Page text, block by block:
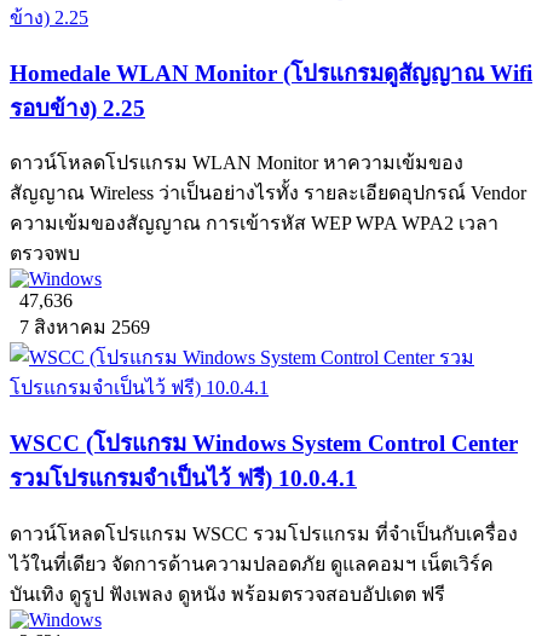
Homedale WLAN Monitor (โปรแกรมดูสัญญาณ Wifi
รอบข้าง) 2.25
ดาวน์โหลดโปรแกรม WLAN Monitor หาความเข้มของ
สัญญาณ Wireless ว่าเป็นอย่างไรทั้ง รายละเอียดอุปกรณ์ Vendor
ความเข้มของสัญญาณ การเข้ารหัส WEP WPA WPA2 เวลา
ตรวจพบ
47,636
7 สิงหาคม 2569
WSCC (โปรแกรม Windows System Control Center
รวมโปรแกรมจำเป็นไว้ ฟรี) 10.0.4.1
ดาวน์โหลดโปรแกรม WSCC รวมโปรแกรม ที่จำเป็นกับเครื่อง
ไว้ในที่เดียว จัดการด้านความปลอดภัย ดูแลคอมฯ เน็ตเวิร์ค
บันเทิง ดูรูป ฟังเพลง ดูหนัง พร้อมตรวจสอบอัปเดต ฟรี